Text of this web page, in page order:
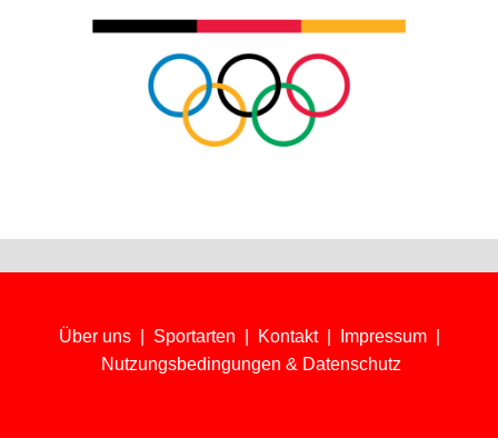
Über uns| Sportarten Kontakt| Impressum|
Nutzungsbedingungen & Datenschutz